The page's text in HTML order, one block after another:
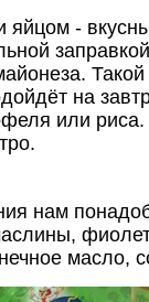
яйцом -
Такой
на
или риса.
нам
масло,